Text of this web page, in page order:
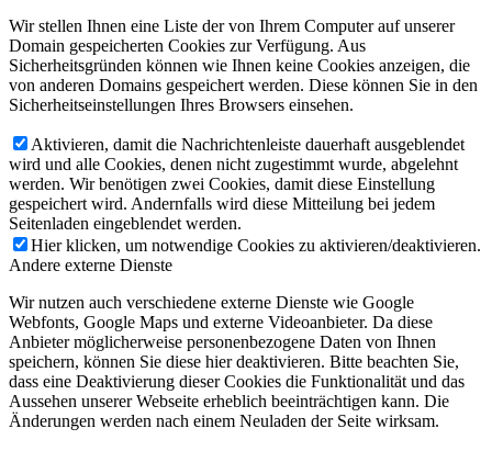
Wir stellen Ihnen eine Liste der von Ihrem Computer auf unserer
Domain gespeicherten Cookies zur Verfügung. Aus
Sicherheitsgründen können wie Ihnen keine Cookies anzeigen, die
von anderen Domains gespeichert werden. Diese können Sie in den
Sicherheitseinstellungen Ihres Browsers einsehen.
Aktivieren, damit die Nachrichtenleiste dauerhaft ausgeblendet
wird und alle Cookies, denen nicht zugestimmt wurde, abgelehnt
werden. Wir benötigen zwei Cookies, damit diese Einstellung
gespeichert wird. Andernfalls wird diese Mitteilung bei jedem
Seitenladen eingeblendet werden.
Hier klicken, um notwendige Cookies zu aktivieren/deaktivieren.
Andere externe Dienste
Wir nutzen auch verschiedene externe Dienste wie Google
Webfonts, Google Maps und externe Videoanbieter. Da diese
Anbieter möglicherweise personenbezogene Daten von Ihnen
speichern, können Sie diese hier deaktivieren. Bitte beachten Sie,
dass eine Deaktivierung dieser Cookies die Funktionalität und das
Aussehen unserer Webseite erheblich beeinträchtigen kann. Die
Änderungen werden nach einem Neuladen der Seite wirksam.